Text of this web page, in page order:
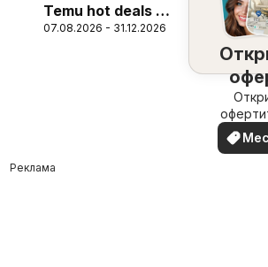
Temu hot deals –
Bulgaria
07.08.2026 - 31.12.2026
вашия
Реклама